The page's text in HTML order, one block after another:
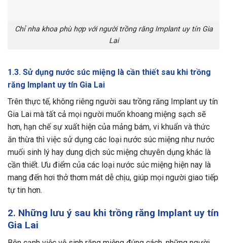
Chỉ nha khoa phù hợp với người trồng răng Implant uy tín Gia
Lai
1.3. Sử dụng nước súc miệng là cần thiết sau khi trồng
răng Implant uy tín Gia Lai
Trên thực tế, không riêng người sau trồng răng Implant uy tín
Gia Lai mà tất cả mọi người muốn khoang miệng sạch sẽ
hơn, hạn chế sự xuất hiện của mảng bám, vi khuẩn và thức
ăn thừa thì việc sử dụng các loại nước súc miệng như nước
muối sinh lý hay dung dịch súc miệng chuyên dụng khác là
cần thiết. Ưu điểm của các loại nước súc miệng hiện nay là
mang đến hơi thở thơm mát dễ chịu, giúp mọi người giao tiếp
tự tin hơn.
2. Những lưu ý sau khi trồng răng Implant uy tín
Gia Lai